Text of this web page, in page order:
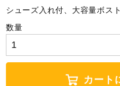
バドミントン
シューズ入れ付、大容量ボス
数量
カート